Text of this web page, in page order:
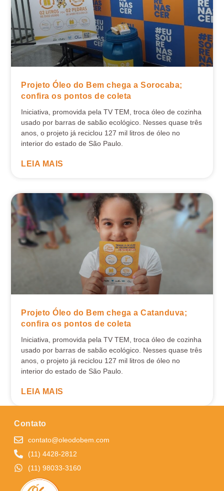
Projeto Óleo do Bem chega a Sorocaba;
confira os pontos de coleta
Iniciativa, promovida pela TV TEM, troca óleo de cozinha
usado por barras de sabão ecológico. Nesses quase três
anos, o projeto já reciclou 127 mil litros de óleo no
interior do estado de São Paulo.
LEIA MAIS
Projeto Óleo do Bem chega a Catanduva;
confira os pontos de coleta
Iniciativa, promovida pela TV TEM, troca óleo de cozinha
usado por barras de sabão ecológico. Nesses quase três
anos, o projeto já reciclou 127 mil litros de óleo no
interior do estado de São Paulo.
LEIA MAIS
Contato
contato@oleodobem.com
(11) 4428-2812
(11) 98033-3160